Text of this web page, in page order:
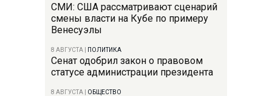
СМИ: США рассматривают сценарий
смены власти на Кубе по примеру
Венесуэлы
8 АВГУСТА ПОЛИТИКА
Сенат одобрил закон о правовом
статусе администрации президента
8 АВГУСТА ОБЩЕСТВО